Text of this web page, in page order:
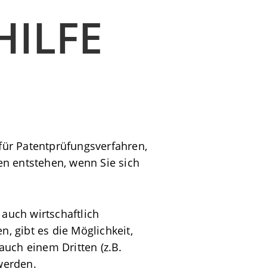
Patentprüfungsverfahren,
entstehen, wenn Sie sich
wirtschaftlich
gibt es die Möglichkeit,
einem Dritten (z.B.